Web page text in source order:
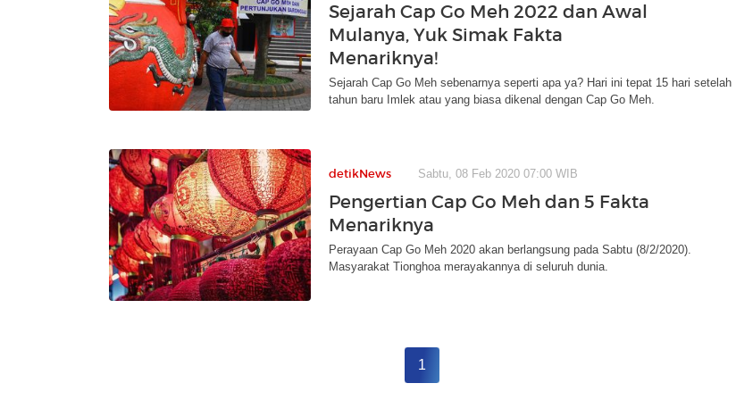
Sejarah Cap Go Meh 2022 dan Awal
Mulanya, Yuk Simak Fakta
Menariknya!
Sejarah Cap Go Meh sebenarnya seperti apa ya? Hari ini tepat 15 hari setelah
tahun baru Imlek atau yang biasa dikenal dengan Cap Go Meh.
detikNews Sabtu, 08 Feb 2020 07:00 WIB
Pengertian Cap Go Meh dan 5 Fakta
Menariknya
Perayaan Cap Go Meh 2020 akan berlangsung pada Sabtu (8/2/2020).
Masyarakat Tionghoa merayakannya di seluruh dunia.
1